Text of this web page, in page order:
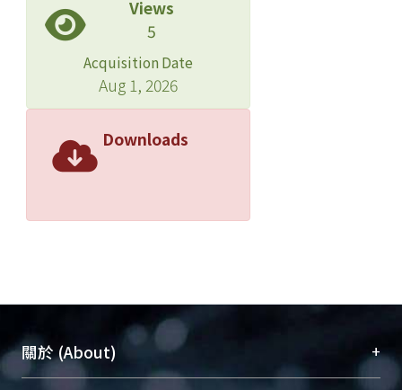
Views
5
Acquisition Date
Aug 1, 2026
Downloads
關於 (About) +